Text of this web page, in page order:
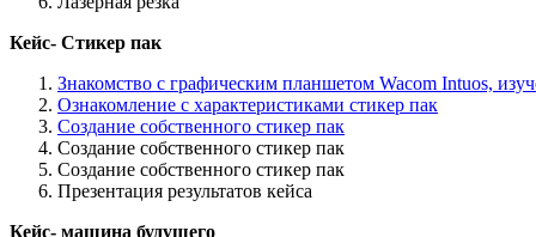
Кейс- Стикер пак
Знакомство с графическим планшетом Wacom Intuos,
Ознакомление с характеристиками стикер пак
Создание собственного стикер пак
Создание собственного стикер пак
Создание собственного стикер пак
Презентация результатов кейса
Кейс- машина будущего